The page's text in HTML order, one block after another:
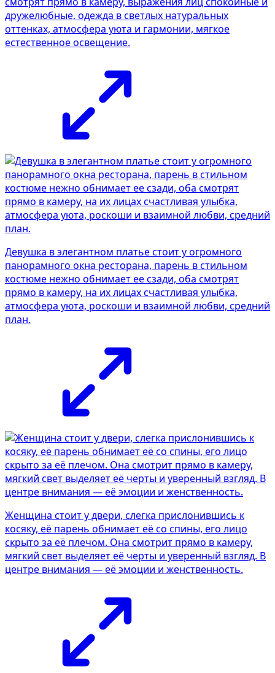
дружелюбные, одежда в светлых натуральных
оттенках, атмосфера уюта и гармонии, мягкое
естественное освещение.
Девушка в элегантном платье стоит у огромного
панорамного окна ресторана, парень в стильном
костюме нежно обнимает ее сзади, оба смотрят
прямо в камеру, на их лицах счастливая улыбка,
атмосферa уюта, роскоши и взаимной любви, средний
план.
Женщина стоит у двери, слегка прислонившись к
косяку, её парень обнимает её со спины, его лицо
скрыто за её плечом. Она смотрит прямо в камеру,
мягкий свет выделяет её черты и уверенный взгляд. В
центре внимания — её эмоции и женственность.